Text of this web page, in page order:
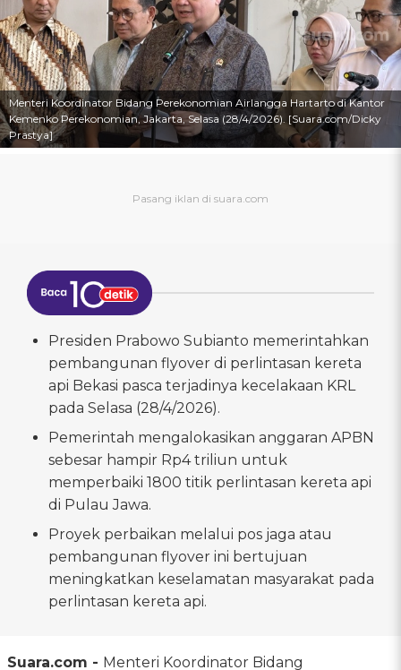
Menteri Koordinator Bidang Perekonomian Airlangga Hartarto di Kantor
Kemenko Perekonomian, Jakarta, Selasa (28/4/2026). [Suara.com/Dicky
Prastya]
Presiden Prabowo Subianto memerintahkan
pembangunan flyover di perlintasan kereta
api Bekasi pasca terjadinya kecelakaan KRL
pada Selasa (28/4/2026).
Pemerintah mengalokasikan anggaran APBN
sebesar hampir Rp4 triliun untuk
memperbaiki 1800 titik perlintasan kereta api
di Pulau Jawa.
Proyek perbaikan melalui pos jaga atau
pembangunan flyover ini bertujuan
meningkatkan keselamatan masyarakat pada
perlintasan kereta api.
Suara.com - Menteri Koordinator Bidang